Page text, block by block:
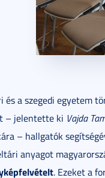
és a szegedi egyetem
– jelentette ki Vajda
– hallgatók
anyagot
. Ezeket a